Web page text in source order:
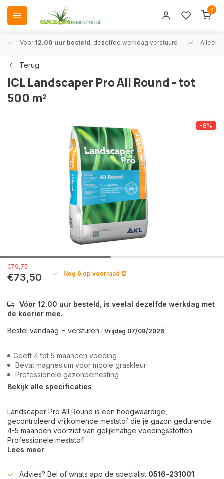
0
Voor 12.00 uur besteld, dezelfde werkdag verstuurd Alleen
Terug
ICL Landscaper Pro All Round - tot
500 m²
-8%
€79,75
€73,50 Nog 6 op voorraad ⏰
Vóór 12.00 uur besteld, is veelal dezelfde werkdag met
de koerier mee.
Bestel vandaag = versturen
Vrijdag 07/08/2026
Geeft 4 tot 5 maanden voeding
Bevat magnesium voor mooie graskleur
Professionele gazonbemesting
Bekijk alle specificaties
Landscaper Pro All Round is een hoogwaardige,
gecontroleerd vrijkomende meststof die je gazon gedurende
4-5 maanden voorziet van gelijkmatige voedingsstoffen.
Professionele meststof!
Lees meer
Advies? Bel of whats app de specialist 0516-231001